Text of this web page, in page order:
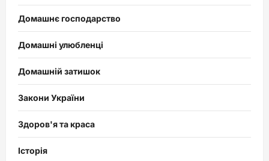
Домашнє господарство
Домашні улюбленці
Домашній затишок
Закони України
Здоров'я та краса
Історія